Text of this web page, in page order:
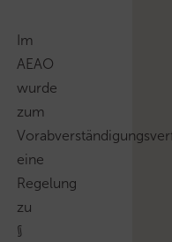
Im
AEAO
wurde
zum
eine
Regelung
zu
§